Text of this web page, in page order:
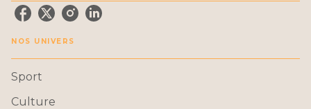
NOS UNIVERS
Sport
Culture